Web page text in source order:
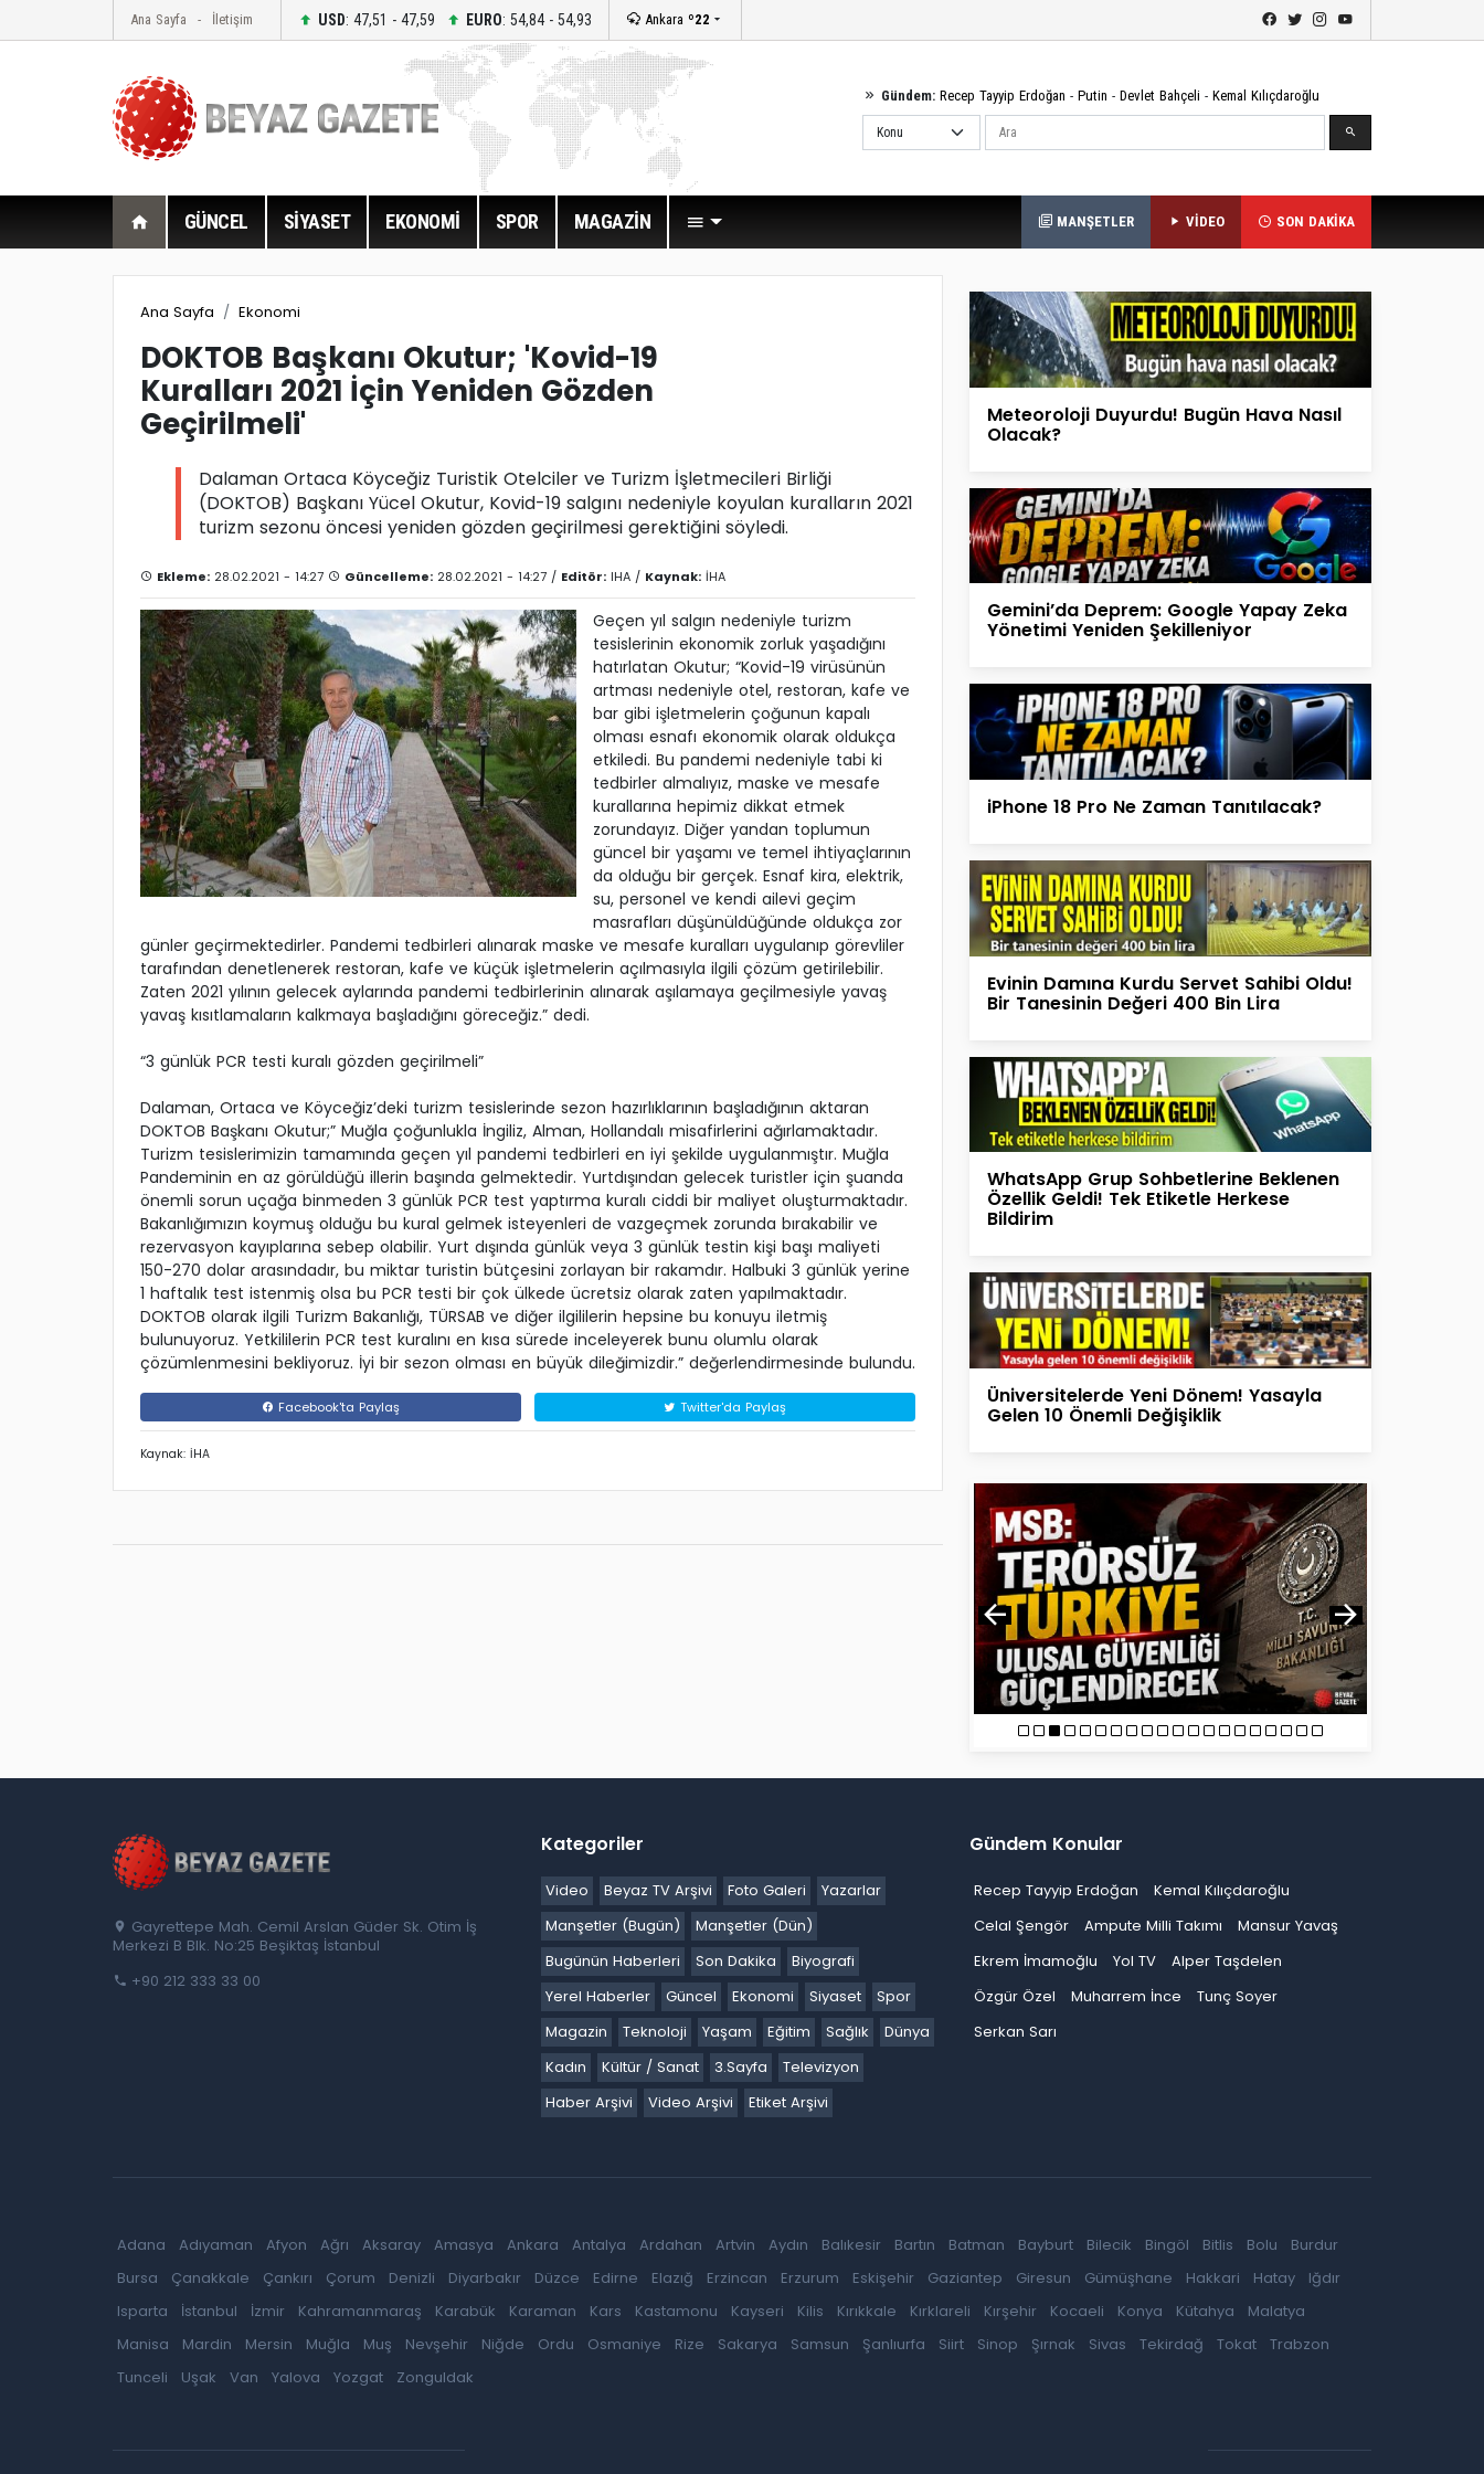
Ana Sayfa İletişim USD: 47,51 - 47,59 EURO: 54,84 - 54,93 Ankara º22
Gündem: Recep Tayyip Erdoğan - Putin - Devlet Bahçeli - Kemal Kılıçdaroğlu
Ara
GÜNCEL SİYASET EKONOMİ SPOR MAGAZİN MANŞETLER VİDEO SON DAKİKA
Ana Sayfa Ekonomi
DOKTOB Başkanı Okutur; 'Kovid-19
Kuralları 2021 İçin Yeniden Gözden
Geçirilmeli'
Dalaman Ortaca Köyceğiz Turistik Otelciler ve Turizm İşletmecileri Birliği
(DOKTOB) Başkanı Yücel Okutur, Kovid-19 salgını nedeniyle koyulan kuralların 2021
turizm sezonu öncesi yeniden gözden geçirilmesi gerektiğini söyledi.
Ekleme: 28.02.2021 - 14:27 Güncelleme: 28.02.2021 - 14:27 / Editör: IHA / Kaynak: İHA
Geçen yıl salgın nedeniyle turizm
tesislerinin ekonomik zorluk yaşadığını
hatırlatan Okutur; “Kovid-19 virüsünün
artması nedeniyle otel, restoran, kafe ve
bar gibi işletmelerin çoğunun kapalı
olması esnafı ekonomik olarak oldukça
etkiledi. Bu pandemi nedeniyle tabi ki
tedbirler almalıyız, maske ve mesafe
kurallarına hepimiz dikkat etmek
zorundayız. Diğer yandan toplumun
güncel bir yaşamı ve temel ihtiyaçlarının
da olduğu bir gerçek. Esnaf kira, elektrik,
su, personel ve kendi ailevi geçim
masrafları düşünüldüğünde oldukça zor
günler geçirmektedirler. Pandemi tedbirleri alınarak maske ve mesafe kuralları uygulanıp görevliler
tarafından denetlenerek restoran, kafe ve küçük işletmelerin açılmasıyla ilgili çözüm getirilebilir.
Zaten 2021 yılının gelecek aylarında pandemi tedbirlerinin alınarak aşılamaya geçilmesiyle yavaş
yavaş kısıtlamaların kalkmaya başladığını göreceğiz.” dedi.
“3 günlük PCR testi kuralı gözden geçirilmeli”
Dalaman, Ortaca ve Köyceğiz’deki turizm tesislerinde sezon hazırlıklarının başladığının aktaran
DOKTOB Başkanı Okutur;” Muğla çoğunlukla İngiliz, Alman, Hollandalı misafirlerini ağırlamaktadır.
Turizm tesislerimizin tamamında geçen yıl pandemi tedbirleri en iyi şekilde uygulanmıştır. Muğla
Pandeminin en az görüldüğü illerin başında gelmektedir. Yurtdışından gelecek turistler için şuanda
önemli sorun uçağa binmeden 3 günlük PCR test yaptırma kuralı ciddi bir maliyet oluşturmaktadır.
Bakanlığımızın koymuş olduğu bu kural gelmek isteyenleri de vazgeçmek zorunda bırakabilir ve
rezervasyon kayıplarına sebep olabilir. Yurt dışında günlük veya 3 günlük testin kişi başı maliyeti
150-270 dolar arasındadır, bu miktar turistin bütçesini zorlayan bir rakamdır. Halbuki 3 günlük yerine
1 haftalık test istenmiş olsa bu PCR testi bir çok ülkede ücretsiz olarak zaten yapılmaktadır.
DOKTOB olarak ilgili Turizm Bakanlığı, TÜRSAB ve diğer ilgililerin hepsine bu konuyu iletmiş
bulunuyoruz. Yetkililerin PCR test kuralını en kısa sürede inceleyerek bunu olumlu olarak
çözümlenmesini bekliyoruz. İyi bir sezon olması en büyük dileğimizdir.” değerlendirmesinde bulundu.
Facebook'ta Paylaş Twitter'da Paylaş
Kaynak: İHA
Meteoroloji Duyurdu! Bugün Hava Nasıl
Olacak?
Gemini’da Deprem: Google Yapay Zeka
Yönetimi Yeniden Şekilleniyor
iPhone 18 Pro Ne Zaman Tanıtılacak?
Evinin Damına Kurdu Servet Sahibi Oldu!
Bir Tanesinin Değeri 400 Bin Lira
WhatsApp Grup Sohbetlerine Beklenen
Özellik Geldi! Tek Etiketle Herkese
Bildirim
Üniversitelerde Yeni Dönem! Yasayla
Gelen 10 Önemli Değişiklik
Gayrettepe Mah. Cemil Arslan Güder Sk. Otim İş
Merkezi B Blk. No:25 Beşiktaş İstanbul
+90 212 333 33 00
Kategoriler
Video Beyaz TV Arşivi Foto Galeri
Yazarlar
Manşetler (Bugün)
Manşetler (Dün)
Bugünün Haberleri
Son Dakika
Biyografi
Yerel Haberler
Güncel Ekonomi Siyaset
Spor
Magazin
Teknoloji Yaşam Eğitim Sağlık
Dünya
Kadın
Kültür / Sanat 3.Sayfa
Televizyon
Haber Arşivi
Video Arşivi Etiket Arşivi
Gündem Konular
Recep Tayyip Erdoğan
Kemal Kılıçdaroğlu
Celal Şengör
Ampute Milli Takımı
Mansur Yavaş
Ekrem İmamoğlu
Yol TV
Alper Taşdelen
Özgür Özel
Muharrem İnce
Tunç Soyer
Serkan Sarı
Adana Adıyaman Afyon Ağrı Aksaray Amasya Ankara Antalya Ardahan Artvin Aydın Balıkesir Bartın Batman Bayburt Bilecik Bingöl Bitlis Bolu
Burdur
Bursa
Çanakkale Çankırı Çorum Denizli Diyarbakır Düzce Edirne Elazığ Erzincan Erzurum Eskişehir Gaziantep Giresun Gümüşhane Hakkari Hatay
Iğdır
Isparta
İstanbul İzmir Kahramanmaraş Karabük Karaman Kars Kastamonu Kayseri Kilis Kırıkkale Kırklareli Kırşehir Kocaeli Konya Kütahya
Malatya
Manisa
Mardin Mersin Muğla Muş Nevşehir Niğde Ordu Osmaniye Rize Sakarya Samsun Şanlıurfa Siirt Sinop Şırnak Sivas Tekirdağ Tokat
Trabzon
Tunceli
Uşak Van Yalova Yozgat Zonguldak